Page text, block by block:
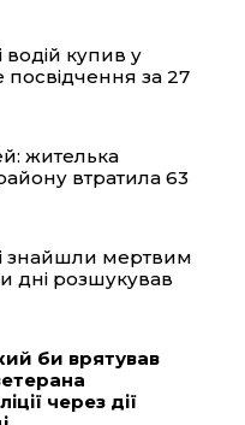
купив у
за 27
жителька
втратила 63
знайшли мертвим
дні розшукував
би врятував
через дії